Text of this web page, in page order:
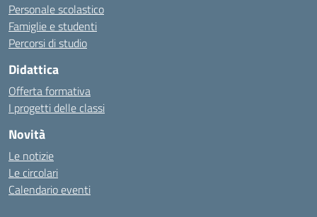
Personale scolastico
Famiglie e studenti
Percorsi di studio
Didattica
Offerta formativa
I progetti delle classi
Novità
Le notizie
Le circolari
Calendario eventi